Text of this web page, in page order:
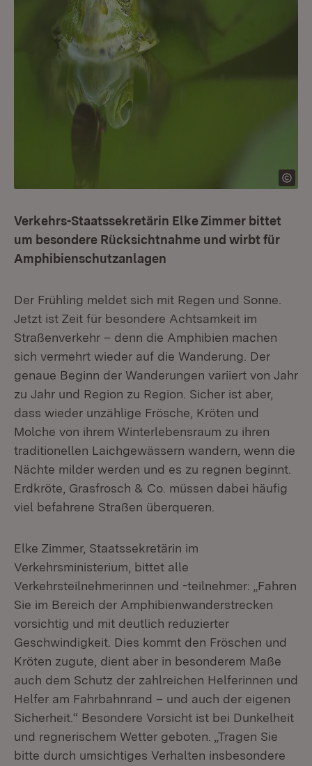
Verkehrs-Staatssekretärin Elke Zimmer bittet
um besondere Rücksichtnahme und wirbt für
Amphibienschutzanlagen
Der Frühling meldet sich mit Regen und Sonne.
Jetzt ist Zeit für besondere Achtsamkeit im
Straßenverkehr – denn die Amphibien machen
sich vermehrt wieder auf die Wanderung. Der
genaue Beginn der Wanderungen variiert von Jahr
zu Jahr und Region zu Region. Sicher ist aber,
dass wieder unzählige Frösche, Kröten und
Molche von ihrem Winterlebensraum zu ihren
traditionellen Laichgewässern wandern, wenn die
Nächte milder werden und es zu regnen beginnt.
Erdkröte, Grasfrosch & Co. müssen dabei häufig
viel befahrene Straßen überqueren.
Elke Zimmer, Staatssekretärin im
Verkehrsministerium, bittet alle
Verkehrsteilnehmerinnen und -teilnehmer: „Fahren
Sie im Bereich der Amphibienwanderstrecken
vorsichtig und mit deutlich reduzierter
Geschwindigkeit. Dies kommt den Fröschen und
Kröten zugute, dient aber in besonderem Maße
auch dem Schutz der zahlreichen Helferinnen und
Helfer am Fahrbahnrand – und auch der eigenen
Sicherheit.“ Besondere Vorsicht ist bei Dunkelheit
und regnerischem Wetter geboten. „Tragen Sie
bitte durch umsichtiges Verhalten insbesondere